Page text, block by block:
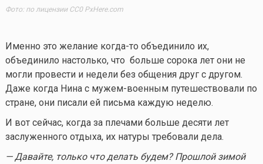
Фото: по лицензии CC0 PxHere.com
Именно это желание когда-то объединило их,
объединило настолько, что больше сорока лет они не
могли провести и недели без общения друг с другом.
Даже когда Нина с мужем-военным путешествовали по
стране, они писали ей письма каждую неделю.
И вот сейчас, когда за плечами больше десяти лет
заслуженного отдыха, их натуры требовали дела.
— Давайте, только что делать будем? Прошлой зимой